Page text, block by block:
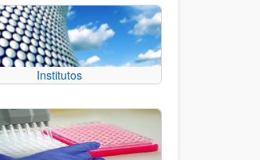
Institutos